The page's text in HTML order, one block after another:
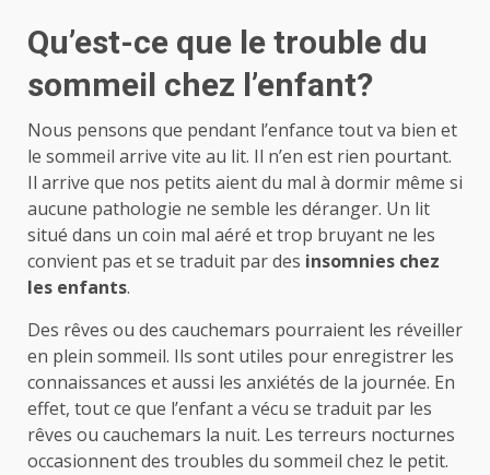
Qu’est-ce que le trouble du
sommeil chez l’enfant?
Nous pensons que pendant l’enfance tout va bien et
le sommeil arrive vite au lit. Il n’en est rien pourtant.
Il arrive que nos petits aient du mal à dormir même si
aucune pathologie ne semble les déranger. Un lit
situé dans un coin mal aéré et trop bruyant ne les
convient pas et se traduit par des insomnies chez
les enfants.
Des rêves ou des cauchemars pourraient les réveiller
en plein sommeil. Ils sont utiles pour enregistrer les
connaissances et aussi les anxiétés de la journée. En
effet, tout ce que l’enfant a vécu se traduit par les
rêves ou cauchemars la nuit. Les terreurs nocturnes
occasionnent des troubles du sommeil chez le petit.